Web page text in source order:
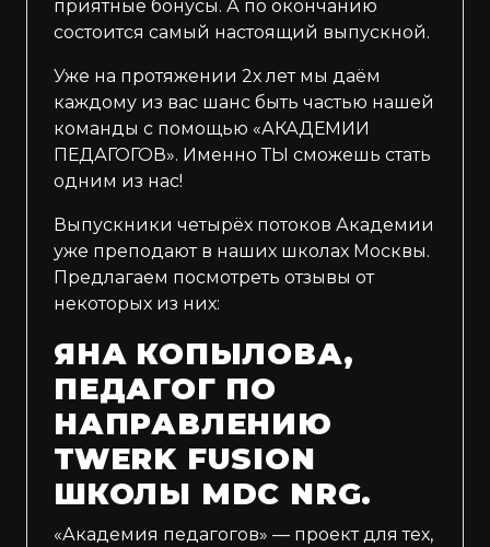
приятные бонусы. А по окончанию
состоится самый настоящий выпускной.
Уже на протяжении 2х лет мы даём
каждому из вас шанс быть частью нашей
команды с помощью «АКАДЕМИИ
ПЕДАГОГОВ». Именно ТЫ сможешь стать
одним из нас! ⠀⠀ ⠀
Выпускники четырёх потоков Академии
уже преподают в наших школах Москвы.
Предлагаем посмотреть отзывы от
некоторых из них:
ЯНА КОПЫЛОВА,
ПЕДАГОГ ПО
НАПРАВЛЕНИЮ
TWERK FUSION
ШКОЛЫ MDC NRG.
«Академия педагогов» — проект для тех,